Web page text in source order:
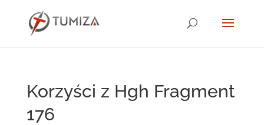
Korzyści z Hgh Fragment
176